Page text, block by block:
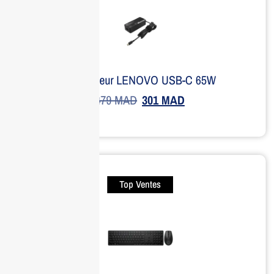
Adaptateur LENOVO USB-C 65W
479MAD 301MAD
Top Ventes